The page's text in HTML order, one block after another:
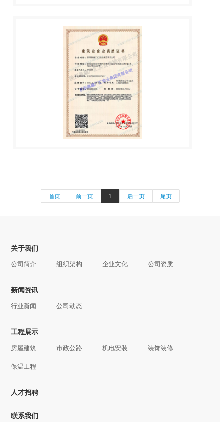
首页 前一页 1 后一页 尾页
关于我们
公司简介 组织架构 企业文化 公司资质
新闻资讯
行业新闻 公司动态
工程展示
房屋建筑 市政公路 机电安装 装饰装修
保温工程
人才招聘
联系我们